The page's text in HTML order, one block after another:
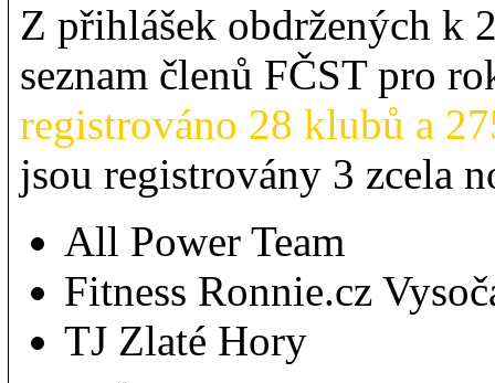
Z přihlášek obdržených k
seznam členů FČST pro
registrováno 28 klubů a
jsou registrovány 3 zcela
All Power Team
Fitness Ronnie.cz
TJ Zlaté Hory